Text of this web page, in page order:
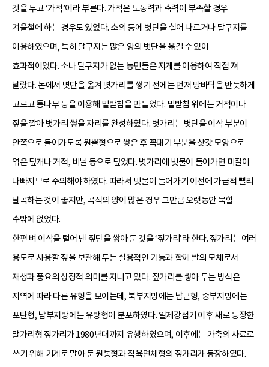
것을 두고 ‘가적’이라 부른다. 가적은 노동력과 축력이 부족할 경우
겨울철에 하는 경우도 있었다. 소의 등에 볏단을 실어 나르거나 달구지를
이용하였으며, 특히 달구지는 많은 양의 볏단을 옮길 수 있어
효과적이었다. 소나 달구지가 없는 농민들은 지게를 이용하여 직접 져
날랐다. 논에서 볏단을 옮겨 볏가리를 쌓기 전에는 먼저 땅바닥을 반듯하게
고르고 통나무 등을 이용해 밑받침을 만들었다. 밑받침 위에는 거적이나
짚을 깔아 볏가리 쌓을 자리를 완성하였다. 볏가리는 볏단을 이삭 부분이
안쪽으로 들어가도록 원뿔형으로 쌓은 후 꼭대기 부분을 삿갓 모양으로
엮은 덮개나 거적, 비닐 등으로 덮었다. 볏가리에 빗물이 들어가면 미질이
나빠지므로 주의해야 하였다. 따라서 빗물이 들어가기 이전에 가급적 빨리
탈곡하는 것이 좋지만, 곡식의 양이 많은 경우 그만큼 오랫동안 묵힐
수밖에 없었다.
한편 벼 이삭을 털어 낸 짚단을 쌓아 둔 것을 ‘짚가리’라 한다. 짚가리는 여러
용도로 사용할 짚을 보관해 두는 실용적인 기능과 함께 쌀의 모체로서
재생과 풍요의 상징적 의미를 지니고 있다. 짚가리를 쌓아 두는 방식은
지역에 따라 다른 유형을 보이는데, 북부지방에는 남근형, 중부지방에는
포탄형, 남부지방에는 유방형이 분포하였다. 일제강점기 이후 새로 등장한
말가리형 짚가리가 1980년대까지 유행하였으며, 이후에는 가축의 사료로
쓰기 위해 기계로 말아 둔 원통형과 직육면체형의 짚가리가 등장하였다.